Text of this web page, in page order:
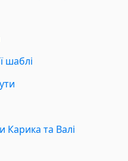
шаблі
Карика та Валі